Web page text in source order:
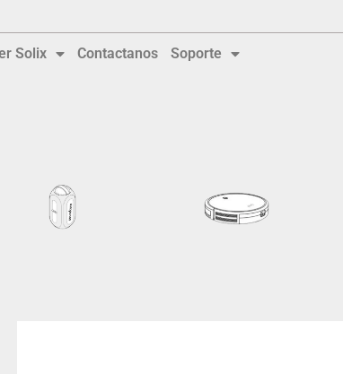
Solix Contactanos Soporte